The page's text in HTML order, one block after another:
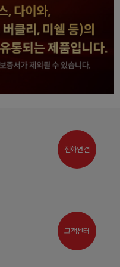
전화연결
고객센터